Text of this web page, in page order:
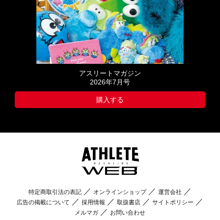
アスリートマガジン
2026年7月号
購入する
特定商取引法の表記 オンラインショップ
運営会社
広告の掲載について
採用情報 取扱書店
サイトポリシー
メルマガ
お問い合わせ